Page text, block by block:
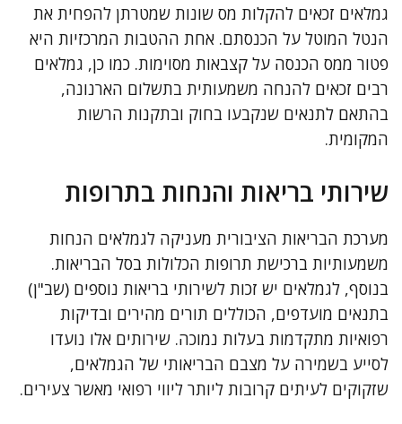
גמלאים זכאים להקלות מס שונות שמטרתן להפחית את
הנטל המוטל על הכנסתם. אחת ההטבות המרכזיות היא
פטור ממס הכנסה על קצבאות מסוימות. כמו כן, גמלאים
רבים זכאים להנחה משמעותית בתשלום הארנונה,
בהתאם לתנאים שנקבעו בחוק ובתקנות הרשות
המקומית.
שירותי בריאות והנחות בתרופות
מערכת הבריאות הציבורית מעניקה לגמלאים הנחות
משמעותיות ברכישת תרופות הכלולות בסל הבריאות.
בנוסף, לגמלאים יש זכות לשירותי בריאות נוספים (שב"ן)
בתנאים מועדפים, הכוללים תורים מהירים ובדיקות
רפואיות מתקדמות בעלות נמוכה. שירותים אלו נועדו
לסייע בשמירה על מצבם הבריאותי של הגמלאים,
שזקוקים לעיתים קרובות ליותר ליווי רפואי מאשר צעירים.